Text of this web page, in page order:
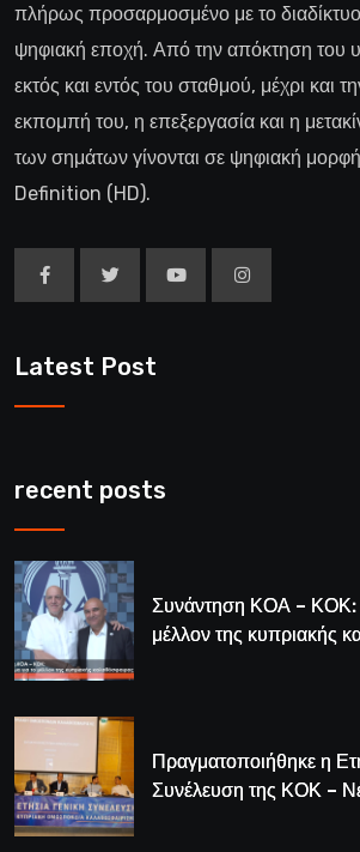
πλήρως προσαρμοσμένο με το διαδίκτυο
ψηφιακή εποχή. Από την απόκτηση του
εκτός και εντός του σταθμού, μέχρι και
εκπομπή του, η επεξεργασία και η
των σημάτων γίνονται σε ψηφιακή
Definition (HD).
Latest Post
recent posts
Συνάντηση ΚΟΑ – ΚΟΚ:
μέλλον της κυπριακής
Πραγματοποιήθηκε η
Συνέλευση της ΚΟΚ –